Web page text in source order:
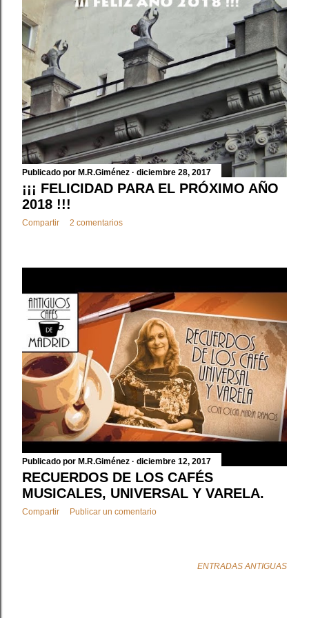
d
a
s
Publicado por M.R.Giménez diciembre 28, 2017
¡¡¡ FELICIDAD PARA EL PRÓXIMO AÑO
2018 !!!
Compartir 2 comentarios
Publicado por M.R.Giménez diciembre 12, 2017
RECUERDOS DE LOS CAFÉS
MUSICALES, UNIVERSAL Y VARELA.
Compartir Publicar un comentario
ENTRADAS ANTIGUAS